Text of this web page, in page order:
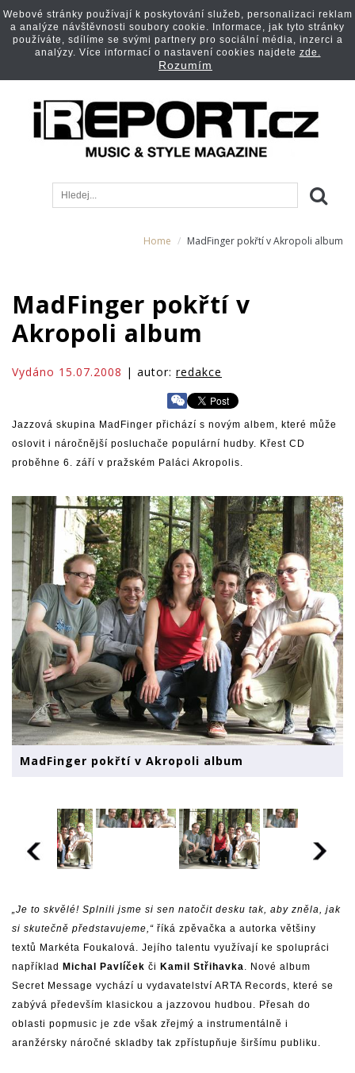
Home MadFinger pokřtí v Akropoli album
MadFinger pokřtí v
Akropoli album
Vydáno 15.07.2008 | autor: redakce
Jazzová skupina MadFinger přichází s novým albem, které může
oslovit i náročnější posluchače populární hudby. Křest CD
proběhne 6. září v pražském Paláci Akropolis.
MadFinger pokřtí v Akropoli album
„Je to skvělé! Splnili jsme si sen natočit desku tak, aby zněla, jak
si skutečně představujeme,“ říká zpěvačka a autorka většiny
textů Markéta Foukalová. Jejího talentu využívají ke spolupráci
například Michal Pavlíček či Kamil Střihavka
. Nové album
Secret Message vychází u vydavatelství ARTA Records, které se
zabývá především klasickou a jazzovou hudbou. Přesah do
oblasti popmusic je zde však zřejmý a instrumentálně i
aranžérsky náročné skladby tak zpřístupňuje širšímu publiku.
Webové stránky používají k poskytování služeb, personalizaci reklam
a analýze návštěvnosti soubory cookie. Informace, jak tyto stránky
používáte, sdílíme se svými partnery pro sociální média, inzerci a
analýzy. Více informací o nastavení cookies najdete zde.
Rozumím